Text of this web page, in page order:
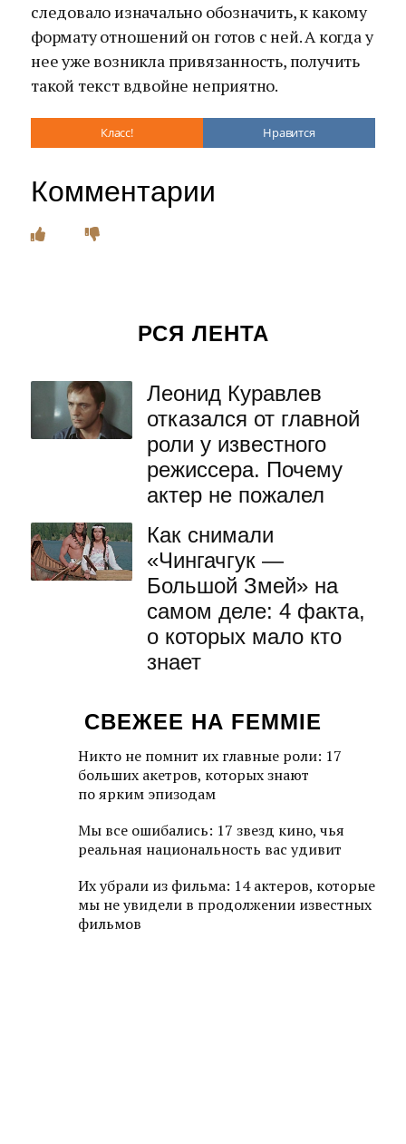
следовало изначально обозначить, к какому
формату отношений он готов с ней. А когда у
нее уже возникла привязанность, получить
такой текст вдвойне неприятно.
Класс! Нравится
Комментарии
РСЯ ЛЕНТА
Леонид Куравлев
отказался от главной
роли у известного
режиссера. Почему
актер не пожалел
Как снимали
«Чингачгук —
Большой Змей» на
самом деле: 4 факта,
о которых мало кто
знает
СВЕЖЕЕ НА FEMMIE
Никто не помнит их главные роли: 17
больших акетров, которых знают
по ярким эпизодам
Мы все ошибались: 17 звезд кино, чья
реальная национальность вас удивит
Их убрали из фильма: 14 актеров, которые
мы не увидели в продолжении известных
фильмов